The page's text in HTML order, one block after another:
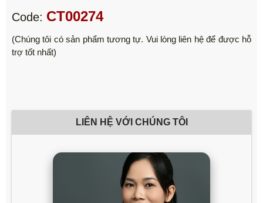
Code: CT00274
(Chúng tôi có sản phẩm tương tự. Vui lòng liên hệ để được hỗ
trợ tốt nhất)
LIÊN HỆ VỚI CHÚNG TÔI